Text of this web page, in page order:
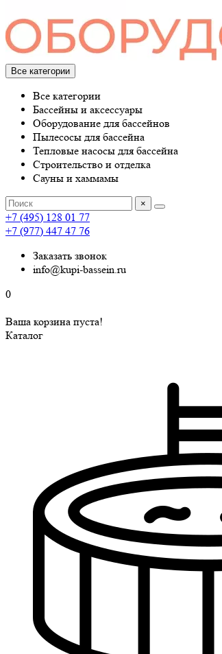
Все категории
Все категории
Бассейны и аксессуары
Оборудование для бассейнов
Пылесосы для бассейна
Тепловые насосы для бассейна
Строительство и отделка
Сауны и хаммамы
×
+7 (495) 128 01 77
+7 (977) 447 47 76
Заказать звонок
info@kupi-bassein.ru
0
Ваша корзина пуста!
Каталог